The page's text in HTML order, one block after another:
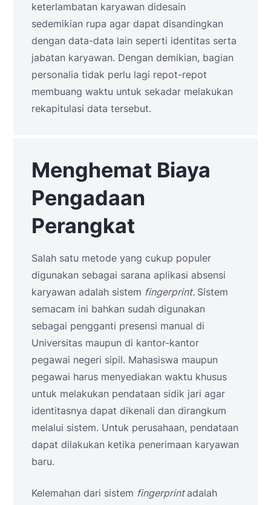
keterlambatan karyawan didesain
sedemikian rupa agar dapat disandingkan
dengan data-data lain seperti identitas serta
jabatan karyawan. Dengan demikian, bagian
personalia tidak perlu lagi repot-repot
membuang waktu untuk sekadar melakukan
rekapitulasi data tersebut.
Menghemat Biaya
Pengadaan
Perangkat
Salah satu metode yang cukup populer
digunakan sebagai sarana aplikasi absensi
karyawan adalah sistem fingerprint. Sistem
semacam ini bahkan sudah digunakan
sebagai pengganti presensi manual di
Universitas maupun di kantor-kantor
pegawai negeri sipil. Mahasiswa maupun
pegawai harus menyediakan waktu khusus
untuk melakukan pendataan sidik jari agar
identitasnya dapat dikenali dan dirangkum
melalui sistem. Untuk perusahaan, pendataan
dapat dilakukan ketika penerimaan karyawan
baru.
Kelemahan dari sistem fingerprintadalah